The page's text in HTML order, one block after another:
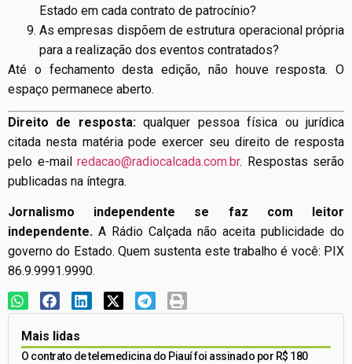
Estado em cada contrato de patrocínio?
As empresas dispõem de estrutura operacional própria
para a realização dos eventos contratados?
Até o fechamento desta edição, não houve resposta. O
espaço permanece aberto.
Direito de resposta:qualquer pessoa física ou jurídica
citada nesta matéria pode exercer seu direito de resposta
pelo e-mail redacao@radiocalcada.com.br. Respostas serão
publicadas na íntegra.
Jornalismo independente se faz com leitor
independente. A Rádio Calçada não aceita publicidade do
governo do Estado. Quem sustenta este trabalho é você: PIX
86.9.9991.9990.
Mais lidas
O contrato de telemedicina do Piauí foi assinado por R$ 180